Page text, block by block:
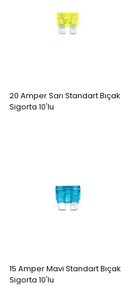
20 Amper Sarı Standart Bıçak
Sigorta 10'lu
15 Amper Mavi Standart Bıçak
Sigorta 10'lu